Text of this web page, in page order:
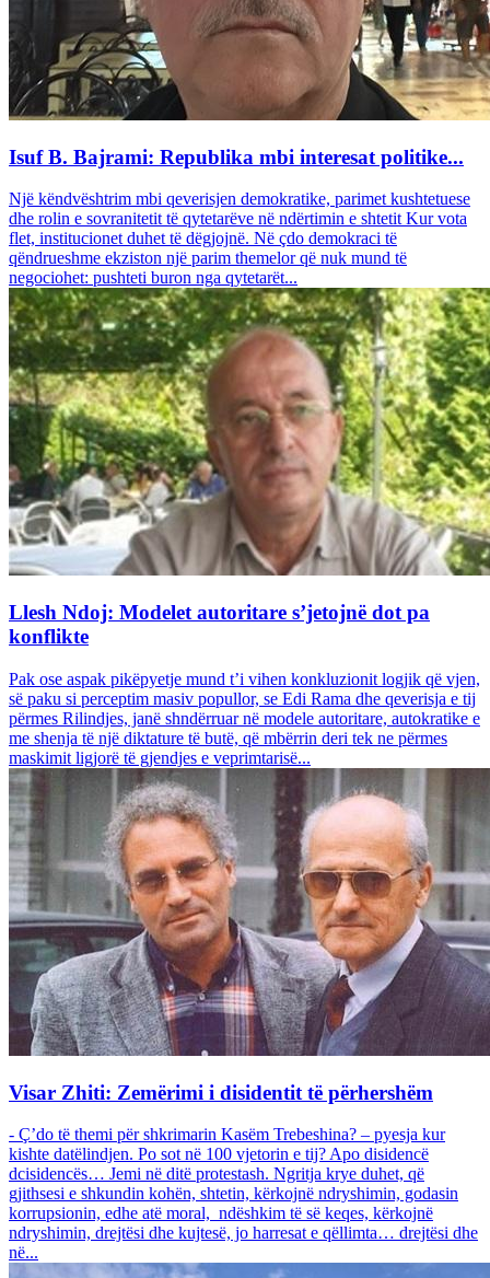
Isuf B. Bajrami: Republika mbi interesat politike...
Një këndvështrim mbi qeverisjen demokratike, parimet kushtetuese
dhe rolin e sovranitetit të qytetarëve në ndërtimin e shtetit Kur vota
flet, institucionet duhet të dëgjojnë. Në çdo demokraci të
qëndrueshme ekziston një parim themelor që nuk mund të
negociohet: pushteti buron nga qytetarët...
Llesh Ndoj: Modelet autoritare s’jetojnë dot pa
konflikte
Pak ose aspak pikëpyetje mund t’i vihen konkluzionit logjik që vjen,
së paku si perceptim masiv popullor, se Edi Rama dhe qeverisja e tij
përmes Rilindjes, janë shndërruar në modele autoritare, autokratike e
me shenja të një diktature të butë, që mbërrin deri tek ne përmes
maskimit ligjorë të gjendjes e veprimtarisë...
Visar Zhiti: Zemërimi i disidentit të përhershëm
- Ç’do të themi për shkrimarin Kasëm Trebeshina? – pyesja kur
kishte datëlindjen. Po sot në 100 vjetorin e tij? Apo disidencë
dcisidencës… Jemi në ditë protestash. Ngritja krye duhet, që
gjithsesi e shkundin kohën, shtetin, kërkojnë ndryshimin, godasin
korrupsionin, edhe atë moral, ndëshkim të së keqes, kërkojnë
ndryshimin, drejtësi dhe kujtesë, jo harresat e qëllimta… drejtësi dhe
në...